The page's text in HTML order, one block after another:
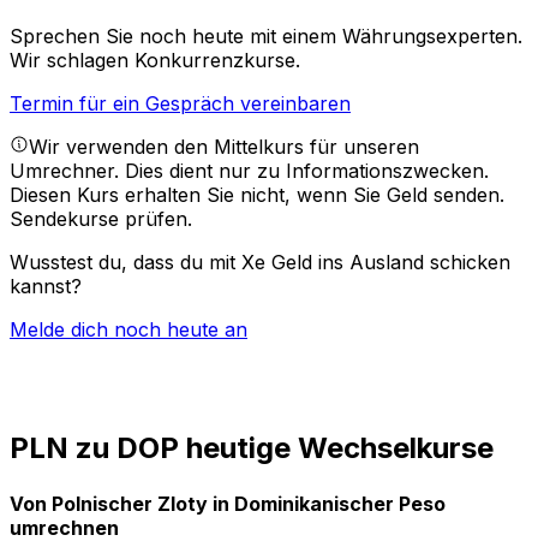
Sprechen Sie noch heute mit einem Währungsexperten.
Wir schlagen Konkurrenzkurse.
Termin für ein Gespräch vereinbaren
Wir verwenden den Mittelkurs für unseren
Umrechner. Dies dient nur zu Informationszwecken.
Diesen Kurs erhalten Sie nicht, wenn Sie Geld senden.
Sendekurse prüfen.
Wusstest du, dass du mit Xe Geld ins Ausland schicken
kannst?
Melde dich noch heute an
PLN zu DOP heutige Wechselkurse
Von Polnischer Zloty in Dominikanischer Peso
umrechnen